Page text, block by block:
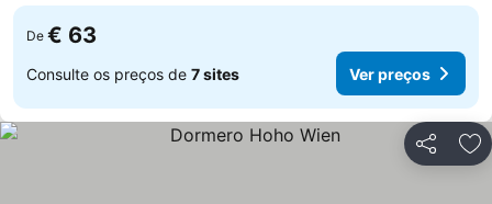
De € 63
Consulte os preços de 7 sites Ver preços
Partilhar